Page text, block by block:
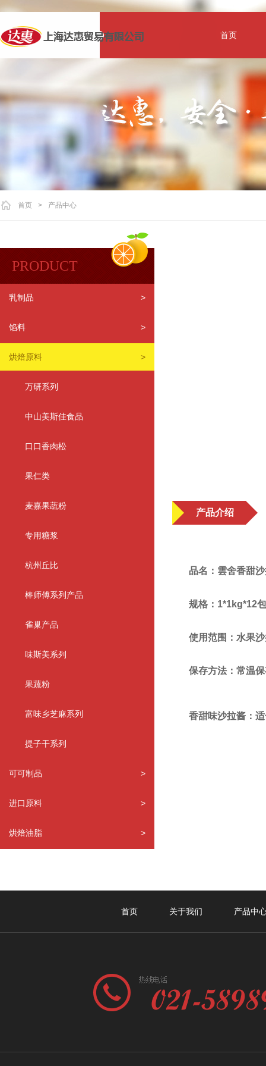
首页
首页 > 产品中心
PRODUCT
乳制品 >
馅料 >
烘焙原料 >
万研系列
中山美斯佳食品
口口香肉松
果仁类
麦嘉果蔬粉
专用糖浆
杭州丘比
棒师傅系列产品
雀巢产品
味斯美系列
果蔬粉
富味乡芝麻系列
提子干系列
可可制品 >
进口原料 >
烘焙油脂 >
产品介绍
品名：雲舍香甜
规格：1*1kg*12
使用范围：水果
保存方法：常温
香甜味沙拉酱：
首页 关于我们 产品中